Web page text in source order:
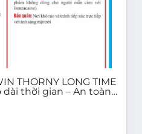
THORNY LONG TIME
dài thời gian – An toàn